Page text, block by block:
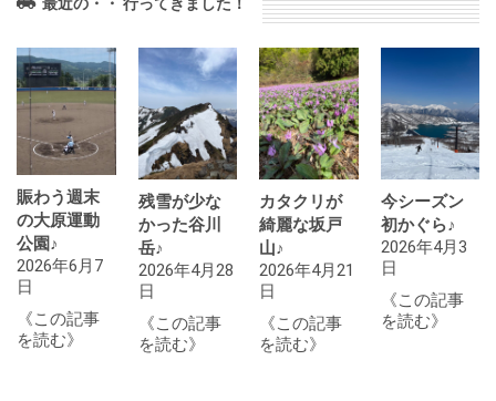
賑わう週末
の大原運動
公園♪
2026年6月7
日
《この記事
を読む》
残雪が少な
かった谷川
岳♪
2026年4月28
日
《この記事
を読む》
カタクリが
綺麗な坂戸
山♪
2026年4月21
日
《この記事
を読む》
今シーズン
初かぐら♪
2026年4月3
日
《この記事
を読む》